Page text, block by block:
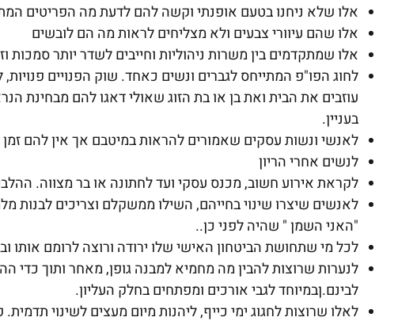
אלו שלא ניחנו בטעם אופנתי וקשה להם לדעת מה הפריטים
אלו שהם עיוורי צבעים ולא מצליחים לראות מה הם לובשים
אלו שמתקדמים בין משרות ניהוליות וחייבים לשדר יותר סמכות
לחוג הפו"פ המתייחס לגברים ונשים כאחד. שוק הפנויים
עוזבים את הבית ואת בן או בת הזוג שאולי דאגו להם מבחינת
בעניין.
לאנשי ונשות עסקים שאמורים להראות במיטבם אך אין להם
לנשים אחרי הריון
לקראת אירוע חשוב, מכנס עסקי ועד לחתונה או בר מצווה.
לאנשים שיצרו שינוי בחייהם, השילו ממשקלם וצריכים לבנות
"האני השמן " שהיה לפני כן..
לכל מי שתחושת הביטחון האישי שלו ירודה ורוצה לרומם אותו
לנערות שרוצות להבין מה מחמיא למבנה גופן, מאחר ותוך כדי
לבינם.ןבמיוחד לגבי אורכים ומפתחים בחלק העליון.
לאלו שרוצות לחגוג ימי כייף, ליהנות מיום מעצים לשינוי